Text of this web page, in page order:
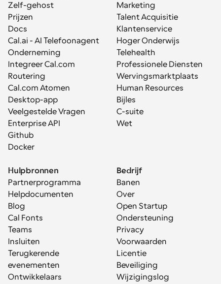
Zelf-gehost
Prijzen
Docs
Cal.ai - AI Telefoonagent
Onderneming
Integreer Cal.com
Routering
Cal.com Atomen
Desktop-app
Veelgestelde Vragen
Enterprise API
Github
Docker
Marketing
Talent Acquisitie
Klantenservice
Hoger Onderwijs
Telehealth
Professionele Diensten
Wervingsmarktplaats
Human Resources
Bijles
C-suite
Wet
Hulpbronnen
Partnerprogramma
Helpdocumenten
Blog
Cal Fonts
Teams
Insluiten
Terugkerende
evenementen
Ontwikkelaars
Bedrijf
Banen
Over
Open Startup
Ondersteuning
Privacy
Voorwaarden
Licentie
Beveiliging
Wijzigingslog